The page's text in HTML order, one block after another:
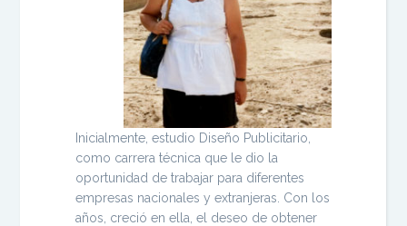
Inicialmente, estudio Diseño Publicitario,
como carrera técnica que le dio la
oportunidad de trabajar para diferentes
empresas nacionales y extranjeras. Con los
años, creció en ella, el deseo de obtener